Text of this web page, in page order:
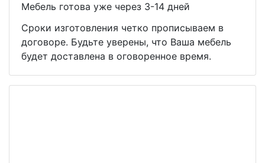
Мебель готова уже через 3-14 дней
Сроки изготовления четко прописываем в
договоре. Будьте уверены, что Ваша мебель
будет доставлена в оговоренное время.